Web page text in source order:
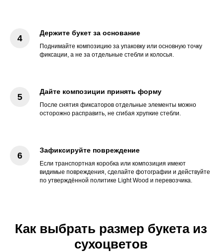
Держите букет за основание
Поднимайте композицию за упаковку или основную точку
фиксации, а не за отдельные стебли и колосья.
Дайте композиции принять форму
После снятия фиксаторов отдельные элементы можно
осторожно расправить, не сгибая хрупкие стебли.
Зафиксируйте повреждение
Если транспортная коробка или композиция имеют
видимые повреждения, сделайте фотографии и действуйте
по утверждённой политике Light Wood и перевозчика.
Как выбрать размер букета из
сухоцветов